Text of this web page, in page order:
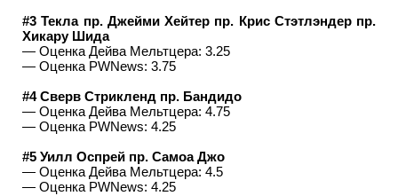
#3 Текла пр. Джейми Хейтер пр. Крис Стэтлэндер пр.
Хикару Шида
— Оценка Дейва Мельтцера: 3.25
— Оценка PWNews: 3.75
#4 Сверв Стрикленд пр. Бандидо
— Оценка Дейва Мельтцера: 4.75
— Оценка PWNews: 4.25
#5 Уилл Оспрей пр. Самоа Джо
— Оценка Дейва Мельтцера: 4.5
— Оценка PWNews: 4.25